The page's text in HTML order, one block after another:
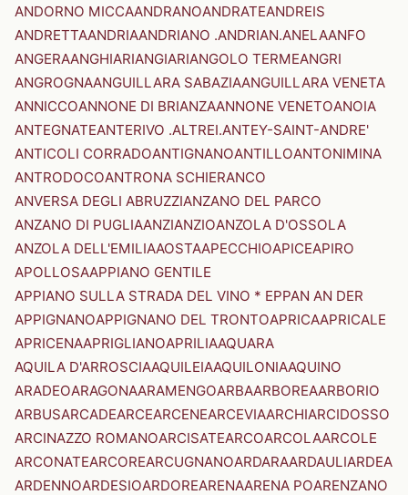
ANDORNO MICCAANDRANOANDRATEANDREIS
ANDRETTAANDRIAANDRIANO .ANDRIAN.ANELAANFO
ANGERAANGHIARIANGIARIANGOLO TERMEANGRI
ANGROGNAANGUILLARA SABAZIAANGUILLARA VENETA
ANNICCOANNONE DI BRIANZAANNONE VENETOANOIA
ANTEGNATEANTERIVO .ALTREI.ANTEY-SAINT-ANDRE'
ANTICOLI CORRADOANTIGNANOANTILLOANTONIMINA
ANTRODOCOANTRONA SCHIERANCO
ANVERSA DEGLI ABRUZZIANZANO DEL PARCO
ANZANO DI PUGLIAANZIANZIOANZOLA D'OSSOLA
ANZOLA DELL'EMILIAAOSTAAPECCHIOAPICEAPIRO
APOLLOSAAPPIANO GENTILE
APPIANO SULLA STRADA DEL VINO * EPPAN AN DER
APPIGNANOAPPIGNANO DEL TRONTOAPRICAAPRICALE
APRICENAAPRIGLIANOAPRILIAAQUARA
AQUILA D'ARROSCIAAQUILEIAAQUILONIAAQUINO
ARADEOARAGONAARAMENGOARBAARBOREAARBORIO
ARBUSARCADEARCEARCENEARCEVIAARCHIARCIDOSSO
ARCINAZZO ROMANOARCISATEARCOARCOLAARCOLE
ARCONATEARCOREARCUGNANOARDARAARDAULIARDEA
ARDENNOARDESIOARDOREARENAARENA POARENZANO